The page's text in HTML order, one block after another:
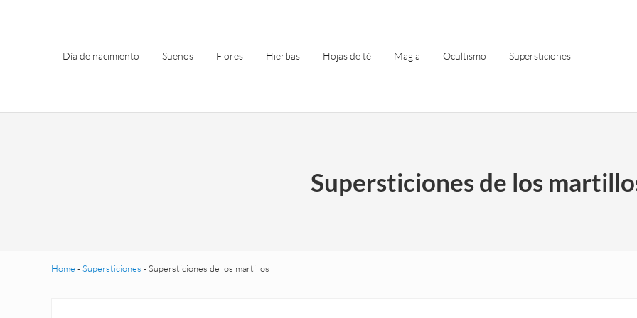
Día de nacimiento Sueños Flores Hierbas Hojas de té Magia Ocultismo Supersticiones
Supersticiones de los
Home -Supersticiones -Supersticiones de los martillos